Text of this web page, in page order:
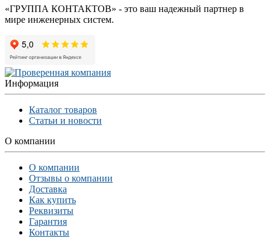
«ГРУППА КОНТАКТОВ» - это ваш надежный партнер в
мире инженерных систем.
Информация
Каталог товаров
Статьи и новости
О компании
О компании
Отзывы о компании
Доставка
Как купить
Реквизиты
Гарантия
Контакты